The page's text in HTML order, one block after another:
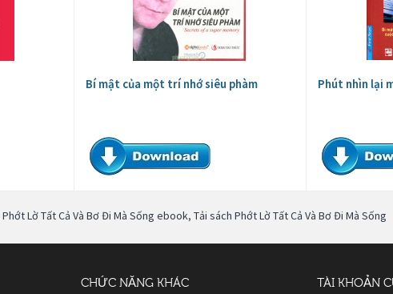
Bí mật của một trí nhớ siêu phàm Phút nhìn lại
Phớt Lờ Tất Cả Và Bơ Đi Mà Sống ebook, Tải sách Phớt Lờ Tất Cả Và Bơ Đi Mà Sống
CHỨC NĂNG KHÁC TÀI KHOẢN